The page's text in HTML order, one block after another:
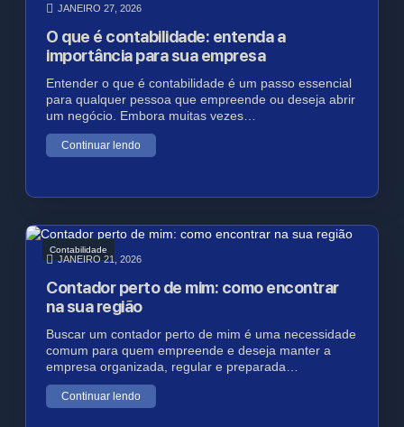
JANEIRO 27, 2026
O que é contabilidade: entenda a
importância para sua empresa
Entender o que é contabilidade é um passo essencial
para qualquer pessoa que empreende ou deseja abrir
um negócio. Embora muitas vezes…
Continuar lendo
Contabilidade
JANEIRO 21, 2026
Contador perto de mim: como encontrar
na sua região
Buscar um contador perto de mim é uma necessidade
comum para quem empreende e deseja manter a
empresa organizada, regular e preparada…
Continuar lendo